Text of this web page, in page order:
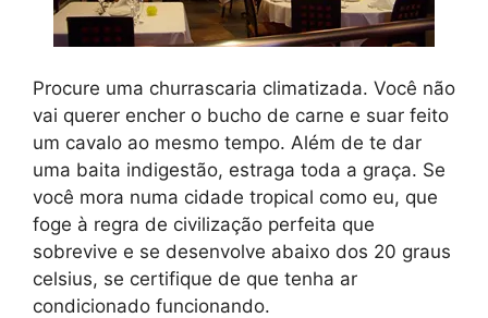
Procure uma churrascaria climatizada. Você não
vai querer encher o bucho de carne e suar feito
um cavalo ao mesmo tempo. Além de te dar
uma baita indigestão, estraga toda a graça. Se
você mora numa cidade tropical como eu, que
foge à regra de civilização perfeita que
sobrevive e se desenvolve abaixo dos 20 graus
celsius, se certifique de que tenha ar
condicionado funcionando.